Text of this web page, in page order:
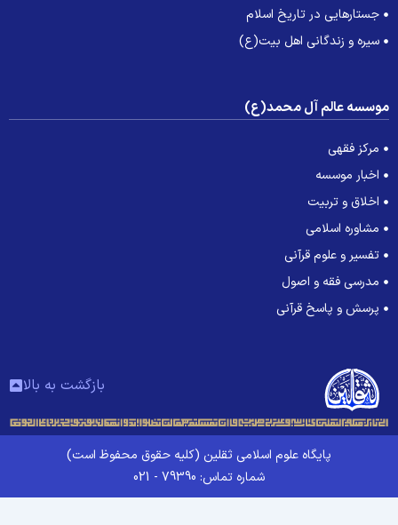
جستارهایی در تاریخ اسلام
سیره و زندگانی اهل بیت(ع)
عالم آل محمد(ع)
مرکز فقهی
اخبار موسسه
اخلاق و تربیت
مشاوره اسلامی
تفسیر و علوم قرآنی
مدرسی فقه و اصول
پرسش و پاسخ قرآنی
بازگشت به بالا
پایگاه علوم اسلامی ثقلین (کلیه حقوق محفوظ است)
شماره تماس: 79390 - 021